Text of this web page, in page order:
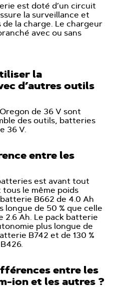
est doté d’un circuit
la surveillance et
la charge. Le chargeur
avec ou sans
la
d’autres outils
de 36 V sont
des outils, batteries
36 V.
entre les
est avant tout
tous le même poids
B662 de 4.0 Ah
de 50 % que celle
2.6 Ah. Le pack batterie
plus longue de
B742 et de 130 %
entre les
ion et les autres ?